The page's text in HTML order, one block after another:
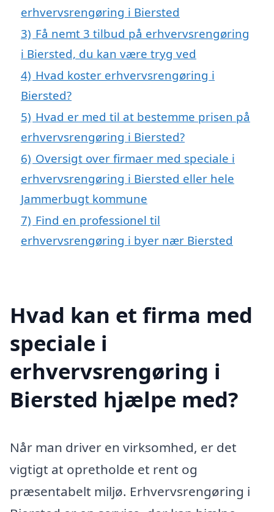
erhvervsrengøring i Biersted
3) Få nemt 3 tilbud på erhvervsrengøring
i Biersted, du kan være tryg ved
4) Hvad koster erhvervsrengøring i
Biersted?
5) Hvad er med til at bestemme prisen på
erhvervsrengøring i Biersted?
6) Oversigt over firmaer med speciale i
erhvervsrengøring i Biersted eller hele
Jammerbugt kommune
7) Find en professionel til
erhvervsrengøring i byer nær Biersted
Hvad kan et firma med
speciale i
erhvervsrengøring i
Biersted hjælpe med?
Når man driver en virksomhed, er det
vigtigt at opretholde et rent og
præsentabelt miljø. Erhvervsrengøring i